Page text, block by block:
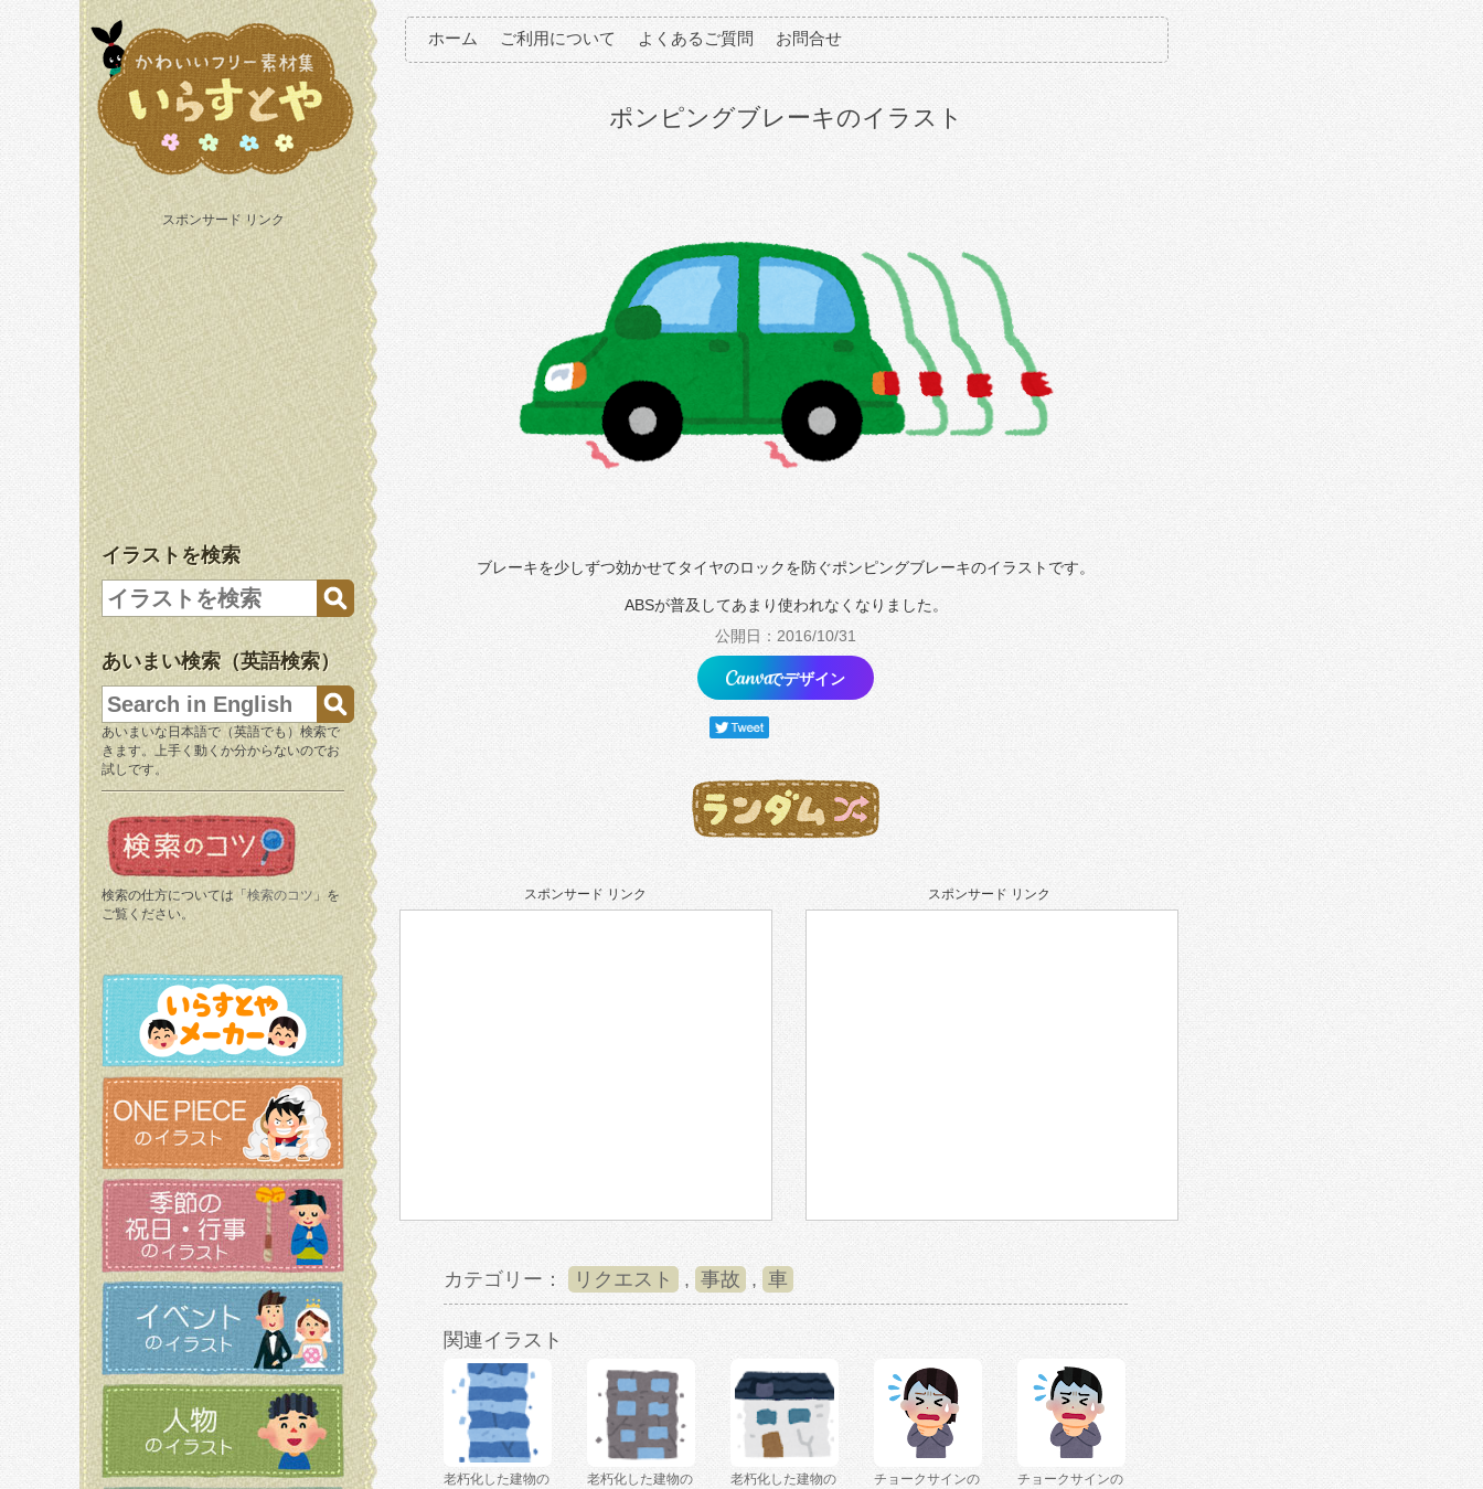
スポンサード リンク
イラストを検索
あいまい検索（英語検索）
あいまいな日本語で（英語でも）検索で
きます。上手く動くか分からないのでお
試しです。
検索の仕方については「 検索のコツ 」を
ご覧ください。
ホーム ご利用について よくあるご質問 お問合せ
ポンピングブレーキのイラスト
ブレーキを少しずつ効かせてタイヤのロックを防ぐポンピングブレーキのイラストです。
ABSが普及してあまり使われなくなりました。
公開日：2016/10/31
でデザイン
スポンサード リンク スポンサード リンク
カテゴリー： リクエスト , 事故 , 車
関連イラスト
老朽化した建物の
老朽化した建物の
老朽化した建物の
チョークサインの
チョークサインの